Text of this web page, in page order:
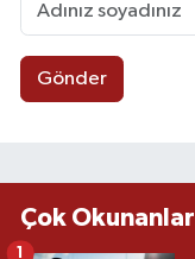
Gönder
Çok Okunanlar
1